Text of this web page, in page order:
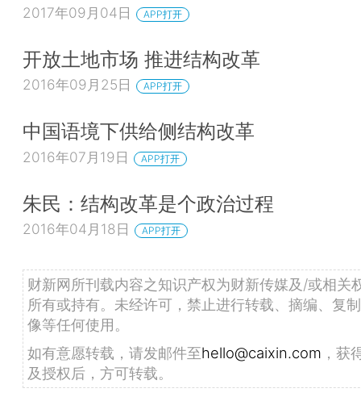
2017年09月04日 APP打开
开放土地市场 推进结构改革
2016年09月25日 APP打开
中国语境下供给侧结构改革
2016年07月19日 APP打开
朱民：结构改革是个政治过程
2016年04月18日 APP打开
财新网所刊载内容之知识产权为财新传媒及/或相关
所有或持有。未经许可，禁止进行转载、摘编、复
像等任何使用。
如有意愿转载，请发邮件至hello@caixin.com ，获
及授权后，方可转载。